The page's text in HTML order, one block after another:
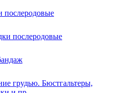
послеродовые
послеродовые
грудью. Бюстгальтеры,